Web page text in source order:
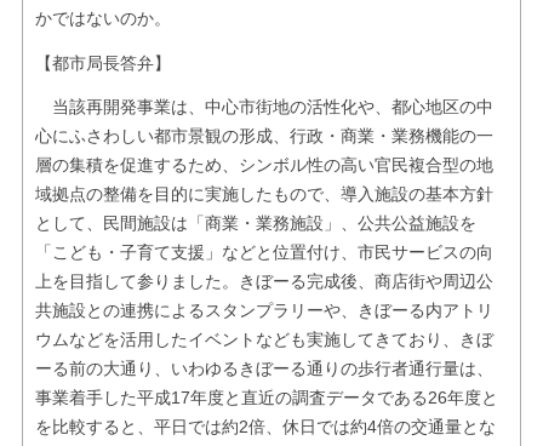
かではないのか。
【都市局長答弁】
当該再開発事業は、中心市街地の活性化や、都心地区の中
心にふさわしい都市景観の形成、行政・商業・業務機能の一
層の集積を促進するため、シンボル性の高い官民複合型の地
域拠点の整備を目的に実施したもので、導入施設の基本方針
として、民間施設は「商業・業務施設」、公共公益施設を
「こども・子育て支援」などと位置付け、市民サービスの向
上を目指して参りました。きぼーる完成後、商店街や周辺公
共施設との連携によるスタンプラリーや、きぼーる内アトリ
ウムなどを活用したイベントなども実施してきており、きぼ
ーる前の大通り、いわゆるきぼーる通りの歩行者通行量は、
事業着手した平成17年度と直近の調査データである26年度と
を比較すると、平日では約2倍、休日では約4倍の交通量とな